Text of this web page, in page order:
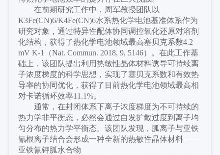
在前期研究工作中，周军教授团队以
K3Fe(CN)6/K4Fe(CN)6水系热化学电池基准体系作为
研究对象，通过特异性配体协同调控氧化还原对溶剂
化结构，获得了热化学电池领域最高塞贝克系数4.2
mV K-1（Nat. Commun. 2018, 9, 5146）。在此工作基
础上，该团队提出利用热敏性晶体材料诱导可持续离
子浓度梯度的科学思想，实现了塞贝克系数和有效热
导率的协同优化，获得了目前热化学电池领域最高相
对卡诺循环效率11.1%。
通常，在封闭体系下离子浓度梯度为不可持续的
热力学非平衡态，必然会通过自发扩散过度到离子均
匀分布的热力学平衡态。该团队发现，胍离子与亚铁
氰根离子结合会形成一种全新的热敏性晶体材料——
亚铁氰钾胍水合物